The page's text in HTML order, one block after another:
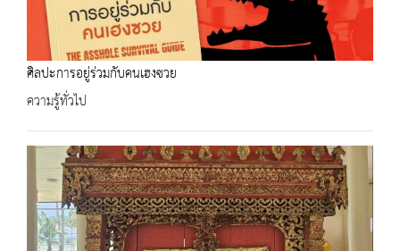
ศิลปะการอยู่ร่วมกับคนเฮงซวย
ความรู้ทั่วไป